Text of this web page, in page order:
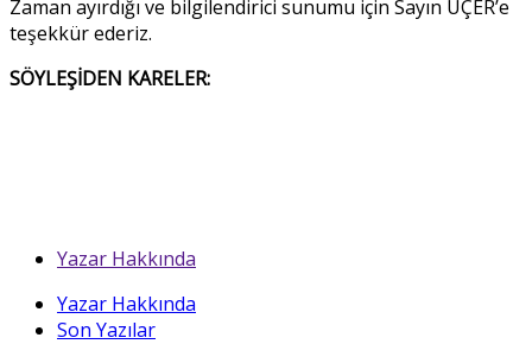
Zaman ayırdığı ve bilgilendirici sunumu için Sayın ÜÇER’e
teşekkür ederiz.
SÖYLEŞİDEN KARELER:
Yazar Hakkında
Yazar Hakkında
Son Yazılar